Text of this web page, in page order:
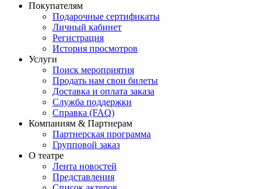
Покупателям
Подарочные сертификаты
Личный кабинет
Регистрация
История просмотров
Услуги
Поиск мероприятия
Продать нам свои билеты
Доставка и оплата заказа
Служба поддержки
Справка (FAQ)
Компаниям & Партнерам
Партнерская программа
Групповой заказ
О театре
Лента новостей
Представления